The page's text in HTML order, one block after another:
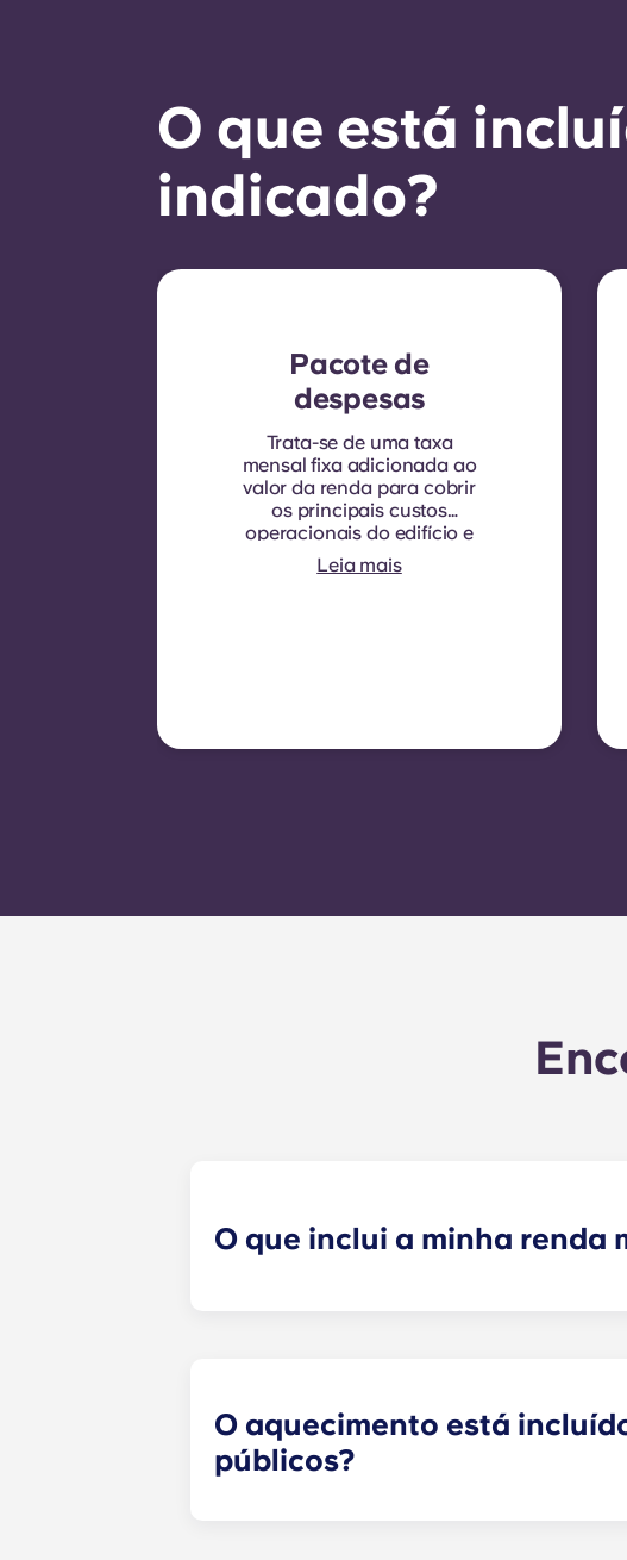
O que está
indicado?
Pacote de
despesas
Trata-se de uma taxa
mensal fixa adicionada ao
valor da renda para cobrir
os principais custos
operacionais do edifício e
os serviços públicos que
normalmente são cobrados
Leia mais
O que inclui a minha renda
O aquecimento está
públicos?